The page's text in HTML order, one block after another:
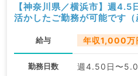
【神奈川県／横浜市】週
活かしたご勤務が可能です（
給与 年収1,000万
勤務日数 週4.50日〜